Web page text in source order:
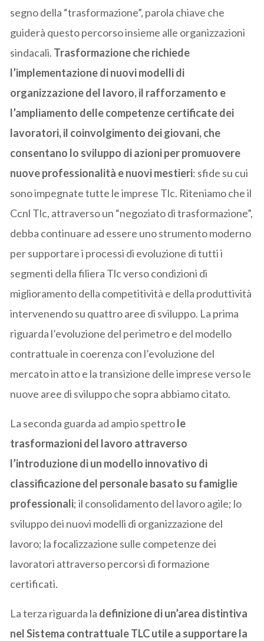
segno della “trasformazione”, parola chiave che
guiderà questo percorso insieme alle organizzazioni
sindacali. Trasformazione che richiede
l’implementazione di nuovi modelli di
organizzazione del lavoro, il rafforzamento e
l’ampliamento delle competenze certificate dei
lavoratori, il coinvolgimento dei giovani, che
consentano lo sviluppo di azioni per promuovere
nuove professionalità e nuovi mestieri: sfide su cui
sono impegnate tutte le imprese Tlc. Riteniamo che il
Ccnl Tlc, attraverso un “negoziato di trasformazione”,
debba continuare ad essere uno strumento moderno
per supportare i processi di evoluzione di tutti i
segmenti della filiera Tlc verso condizioni di
miglioramento della competitività e della produttività
intervenendo su quattro aree di sviluppo. La prima
riguarda l’evoluzione del perimetro e del modello
contrattuale in coerenza con l’evoluzione del
mercato in atto e la transizione delle imprese verso le
nuove aree di sviluppo che sopra abbiamo citato.
La seconda guarda ad ampio spettrole
trasformazioni del lavoro attraverso
l’introduzione di un modello innovativo di
classificazione del personale basato su famiglie
professionali; il consolidamento del lavoro agile; lo
sviluppo dei nuovi modelli di organizzazione del
lavoro; la focalizzazione sulle competenze dei
lavoratori attraverso percorsi di formazione
certificati.
La terza riguarda la definizione di un’area distintiva
nel Sistema contrattuale TLC utile a supportare la